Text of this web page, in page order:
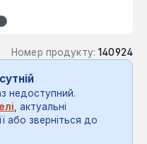
Номер продукту: 140924
недоступний.
, актуальні
або зверніться до